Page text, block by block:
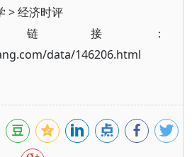
>经济时评
接：
data/146206.html